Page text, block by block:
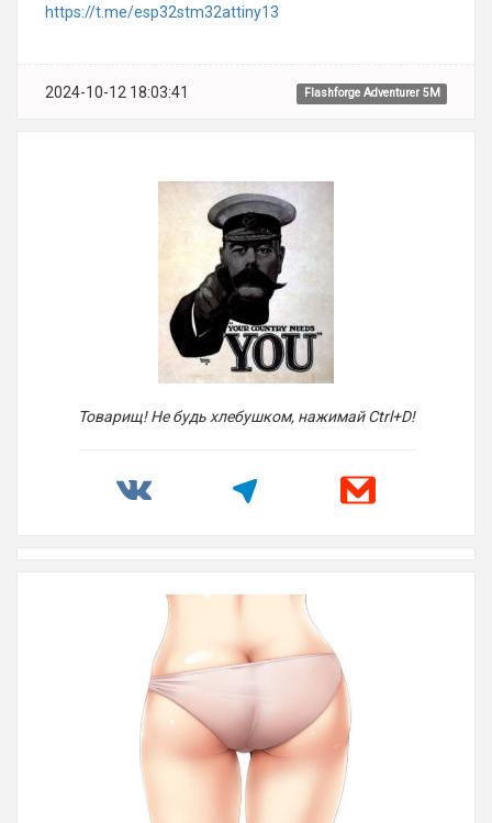
https://t.me/esp32stm32attiny13
2024-10-12 18:03:41 Flashforge Adventurer 5M
Товарищ! Не будь хлебушком, нажимай Ctrl+D!